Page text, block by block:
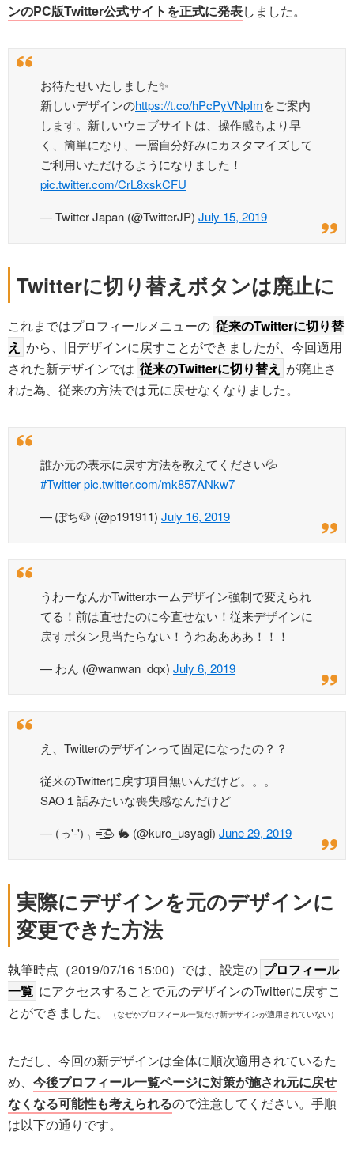
ンのPC版Twitter公式サイトを正式に発表しました。
お待たせいたしました✨
新しいデザインのhttps://t.co/hPcPyVNpImをご案内
します。新しいウェブサイトは、操作感もより早
く、簡単になり、一層自分好みにカスタマイズして
ご利用いただけるようになりました！
pic.twitter.com/CrL8xskCFU
— Twitter Japan (@TwitterJP) July 15, 2019
Twitterに切り替えボタンは廃止に
これまではプロフィールメニューの 従来のTwitterに切り替
え から、旧デザインに戻すことができましたが、今回適用
された新デザインでは 従来のTwitterに切り替え が廃止さ
れた為、従来の方法では元に戻せなくなりました。
誰か元の表示に戻す方法を教えてください💦
#Twitterpic.twitter.com/mk857ANkw7
— ぽち🐶 (@p191911) July 16, 2019
うわーなんかTwitterホームデザイン強制で変えられ
てる！前は直せたのに今直せない！従来デザインに
戻すボタン見当たらない！うわああああ！！！
— わん (@wanwan_dqx) July 6, 2019
え、Twitterのデザインって固定になったの？？
従来のTwitterに戻す項目無いんだけど。。。
SAO１話みたいな喪失感なんだけど
— (っ'-')╮=͟͟͞🍮 🐇 (@kuro_usyagi) June 29, 2019
実際にデザインを元のデザインに
変更できた方法
執筆時点（2019/07/16 15:00）では、設定の プロフィール
一覧 にアクセスすることで元のデザインのTwitterに戻すこ
とができました。
（なぜかプロフィール一覧だけ新デザインが適用されていない）
ただし、今回の新デザインは全体に順次適用されているた
め、 今後プロフィール一覧ページに対策が施され元に戻せ
なくなる可能性も考えられるので注意してください。手順
は以下の通りです。